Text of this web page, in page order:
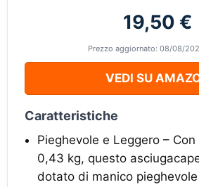
19,50 €
Prezzo aggiornato: 08/08/
VEDI SU
Caratteristiche
Pieghevole e Leggero –
0,43 kg, questo
dotato di manico